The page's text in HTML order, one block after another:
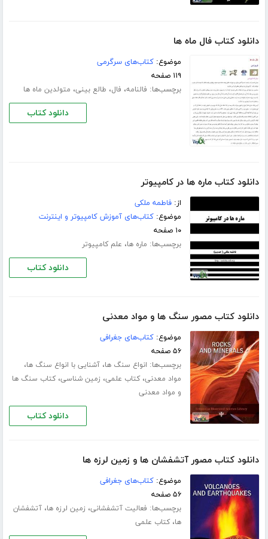
دانلود کتاب فال ماه ها
موضوع:کتاب‌های سرگرمی
۱۱۹ صفحه
برچسب‌ها: فالنامه، فال، طالع بینی، متولدین ماه ها
دانلود کتاب
دانلود کتاب ماره ها در کامپیوتر
از:فاطمه ملکی
موضوع:کتاب‌های آموزش کامپیوتر و اینترنت
۱۰ صفحه
برچسب‌ها: ماره ها، علم کامپیوتر
دانلود کتاب
دانلود کتاب مصور سنگ ها و مواد معدنی
موضوع:کتاب‌های جغرافی
۵۶ صفحه
برچسب‌ها: انواع سنگ ها،آشنایی با انواع سنگ ها،
مواد معدنی،کتاب علمی، زمین شناسی،کتاب سنگ ها
و مواد معدنی
دانلود کتاب
دانلود کتاب مصور آتشفشان ها و زمین لرزه ها
موضوع:کتاب‌های جغرافی
۵۶ صفحه
برچسب‌ها: فعالیت آتشفشانی، زمین لرزه ها،آتشفشان
ها،کتاب علمی